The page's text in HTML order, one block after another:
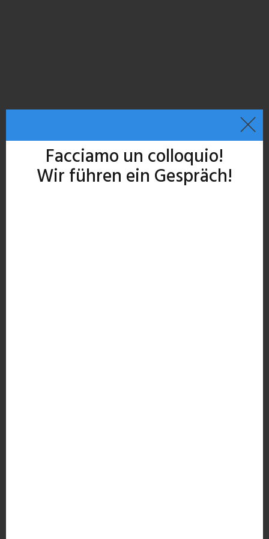
Facciamo un colloquio!
Wir führen ein Gespräch!